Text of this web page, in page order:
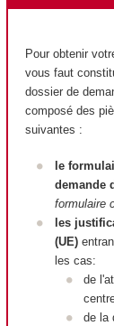
Pour obtenir
vous faut
dossier de
composé des
suivantes :
le
demande
formulaire
les
(UE)
les cas:
de
de la